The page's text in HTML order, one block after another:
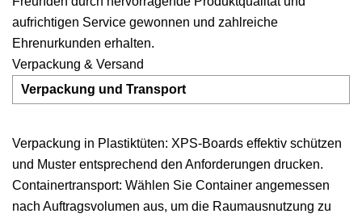
aufrichtigen Service gewonnen und zahlreiche
Ehrenurkunden erhalten.
Verpackung & Versand
Verpackung und Transport
Verpackung in Plastiktüten: XPS-Boards effektiv schützen
und Muster entsprechend den Anforderungen drucken.
Containertransport: Wählen Sie Container angemessen
nach Auftragsvolumen aus, um die Raumausnutzung zu